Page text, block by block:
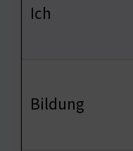
Ich
Bildung